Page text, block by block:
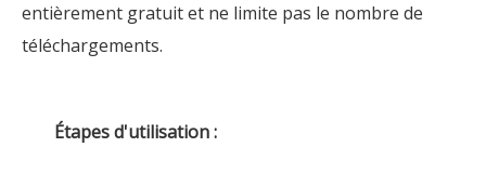
entièrement gratuit et ne limite pas le nombre de
téléchargements.
Étapes d'utilisation :